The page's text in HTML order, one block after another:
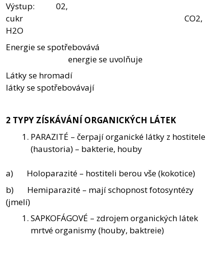
Výstup: 02,
cukr CO2,
H2O
Energie se spotřebovává
energie se uvolňuje
Látky se hromadí
látky se spotřebovávají
2 TYPY ZÍSKÁVÁNÍ ORGANICKÝCH LÁTEK
PARAZITÉ – čerpají organické látky z hostitele
(haustoria) – bakterie, houby
a) Holoparazité – hostiteli berou vše (kokotice)
b) Hemiparazité – mají schopnost fotosyntézy
(jmelí)
SAPKOFÁGOVÉ – zdrojem organických látek
mrtvé organismy (houby, baktreie)